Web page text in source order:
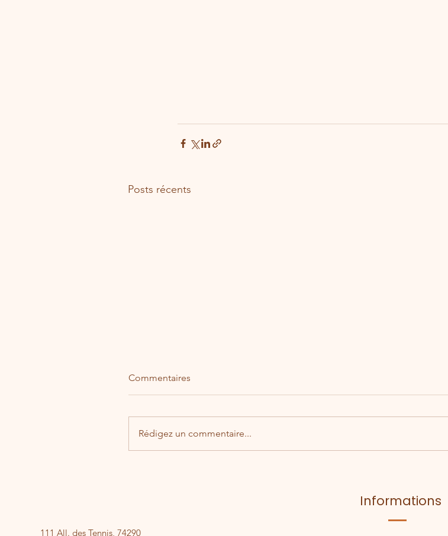
Posts récents
Galette de la mairie
Commentaires
Rédigez un commentaire...
Informations
111 All. des Tennis, 74290